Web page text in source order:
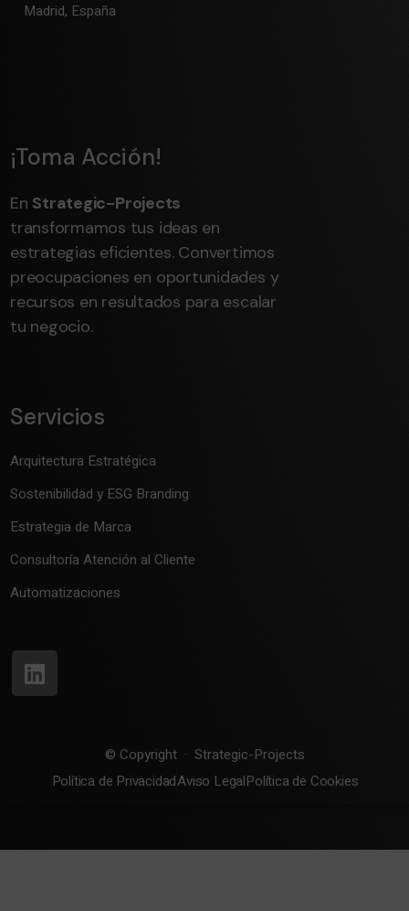
Madrid, España
¡Toma Acción!
EnStrategic-Projects
transformamos tus ideas en
estrategias eficientes. Convertimos
preocupaciones en oportunidades y
recursos en resultados para escalar
tu negocio.
Servicios
Arquitectura Estratégica
Sostenibilidad y ESG Branding
Estrategia de Marca
Consultoría Atención al Cliente
Automatizaciones
© Copyright · Strategic-Projects
Política de PrivacidadAviso LegalPolítica de Cookies